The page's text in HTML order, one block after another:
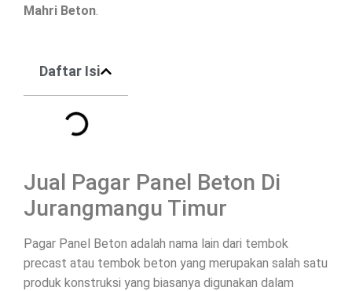
Mahri Beton
Daftar Isi
Jual Pagar Panel Beton Di
Jurangmangu Timur
Pagar Panel Beton adalah nama lain dari tembok
precast atau tembok beton yang merupakan salah satu
produk konstruksi yang biasanya digunakan dalam